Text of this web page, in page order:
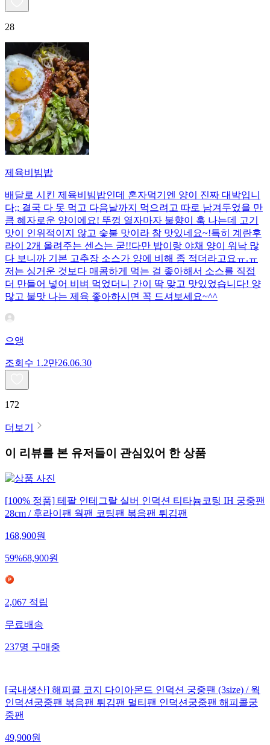
28
제육비빔밥
배달로 시킨 제육비빔밥인데 혼자먹기엔 양이 진짜 대박입니
다;; 결국 다 못 먹고 다음날까지 먹으려고 따로 남겨두었을 만
큼 혜자로운 양이에요! 뚜껑 열자마자 불향이 훅 나는데 고기
맛이 인위적이지 않고 숯불 맛이라 참 맛있네요~!특히 계란후
라이 2개 올려주는 센스는 굳!! ​다만 밥이랑 야채 양이 워낙 많
다 보니까 기본 고추장 소스가 양에 비해 좀 적더라고요ㅠ.ㅠ
저는 싱거운 것보다 매콤하게 먹는 걸 좋아해서 소스를 직접
더 만들어 넣어 비벼 먹었더니 간이 딱 맞고 맛있었습니다! 양
많고 불맛 나는 제육 좋아하시면 꼭 드셔보세요~^^
으앵
조회수 1.2만26.06.30
172
더보기
이 리뷰를 본 유저들이 관심있어 한 상품
[100% 정품] 테팔 인테그랄 실버 인덕션 티타늄코팅 IH 궁중팬
28cm / 후라이팬 웍팬 코팅팬 볶음팬 튀김팬
168,900원
59%68,900원
2,067 적립
무료배송
237명 구매중
[국내생산] 해피콜 코지 다이아몬드 인덕션 궁중팬 (3size) / 웍
인덕션궁중팬 볶음팬 튀김팬 멀티팬 인덕션궁중팬 해피콜궁
중팬
49,900원